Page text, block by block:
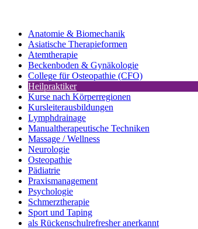
Anatomie & Biomechanik
Asiatische Therapieformen
Atemtherapie
Beckenboden & Gynäkologie
College für Osteopathie (CFO)
Heilpraktiker
Kurse nach Körperregionen
Kursleiterausbildungen
Lymphdrainage
Manualtherapeutische Techniken
Massage / Wellness
Neurologie
Osteopathie
Pädiatrie
Praxismanagement
Psychologie
Schmerztherapie
Sport und Taping
als Rückenschulrefresher anerkannt